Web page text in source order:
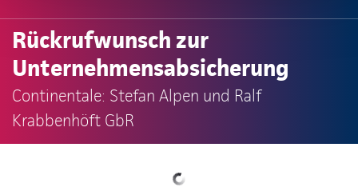
Rückrufwunsch zur
Unternehmensabsicherung
Continentale: Stefan Alpen und Ralf
Krabbenhöft GbR